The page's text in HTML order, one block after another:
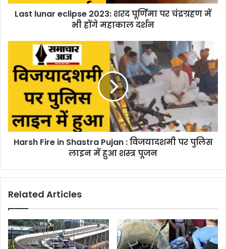
Last lunar eclipse 2023: शरद पूर्णिमा पर चंद्रग्रहण में
भी होंगे महाकाल दर्शन
Harsh Fire in Shastra Pujan : विजयादशमी पर पुलिस
लाइन में हुआ शस्त्र पूजन
Related Articles